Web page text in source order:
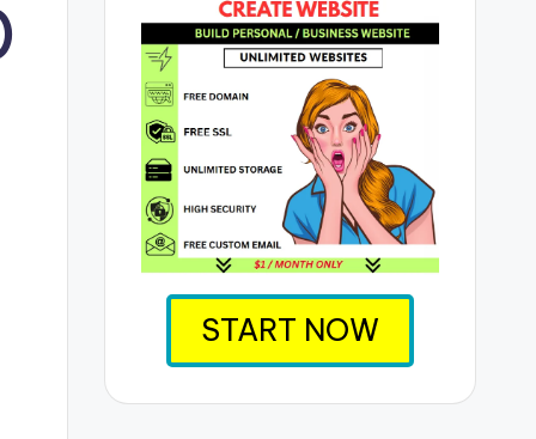
START NOW